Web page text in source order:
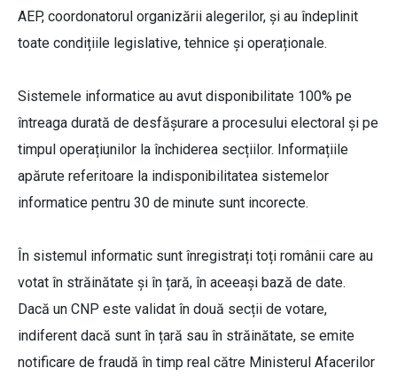
AEP, coordonatorul organizării alegerilor, și au îndeplinit
toate condițiile legislative, tehnice și operaționale.
Sistemele informatice au avut disponibilitate 100% pe
întreaga durată de desfășurare a procesului electoral și pe
timpul operațiunilor la închiderea secțiilor. Informațiile
apărute referitoare la indisponibilitatea sistemelor
informatice pentru 30 de minute sunt incorecte.
În sistemul informatic sunt înregistrați toți românii care au
votat în străinătate și în țară, în aceeași bază de date.
Dacă un CNP este validat în două secții de votare,
indiferent dacă sunt în țară sau în străinătate, se emite
notificare de fraudă în timp real către Ministerul Afacerilor